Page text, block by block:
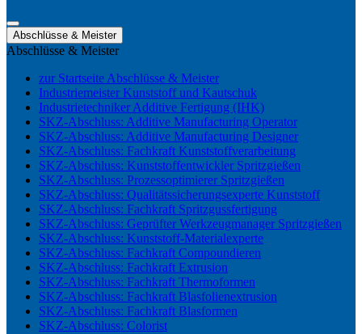
Abschlüsse & Meister
Abschlüsse & Meister
zur Startseite Abschlüsse & Meister
Industriemeister Kunststoff und Kautschuk
Industrietechniker Additive Fertigung (IHK)
SKZ-Abschluss: Additive Manufacturing Operator
SKZ-Abschluss: Additive Manufacturing Designer
SKZ-Abschluss: Fachkraft Kunststoffverarbeitung
SKZ-Abschluss: Kunststoffentwickler Spritzgießen
SKZ-Abschluss: Prozessoptimierer Spritzgießen
SKZ-Abschluss: Qualitätssicherungsexperte Kunststoff
SKZ-Abschluss: Fachkraft Spritzgussfertigung
SKZ-Abschluss: Geprüfter Werkzeugmanager Spritzgießen
SKZ-Abschluss: Kunststoff-Materialexperte
SKZ-Abschluss: Fachkraft Compoundieren
SKZ-Abschluss: Fachkraft Extrusion
SKZ-Abschluss: Fachkraft Thermoformen
SKZ-Abschluss: Fachkraft Blasfolienextrusion
SKZ-Abschluss: Fachkraft Blasformen
SKZ-Abschluss: Colorist